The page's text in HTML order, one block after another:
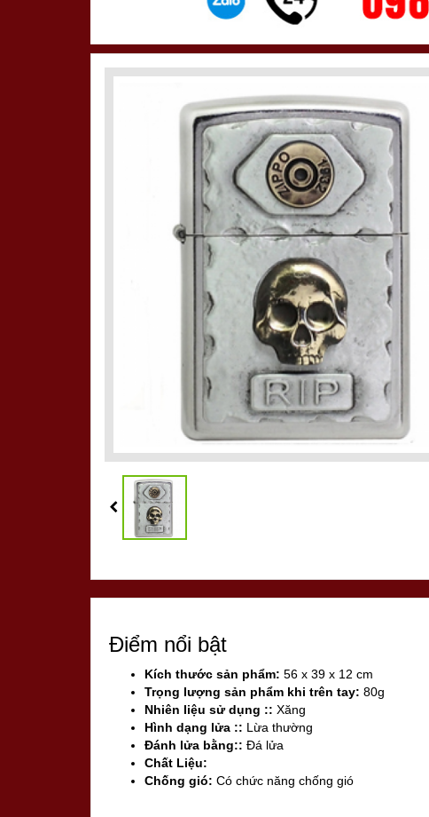
Điểm nổi bật
Kích thước sản phẩm: 56 x 39 x 12 cm
Trọng lượng sản phẩm khi trên tay: 80g
Nhiên liệu sử dụng :: Xăng
Hình dạng lửa :: Lừa thường
Đánh lửa bằng:: Đá lửa
Chất Liệu:
Chống gió: Có chức năng chống gió